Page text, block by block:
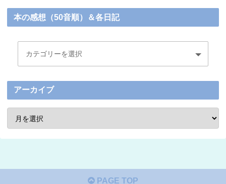
本の感想（50音順）＆各日記
アーカイブ
PAGE TOP